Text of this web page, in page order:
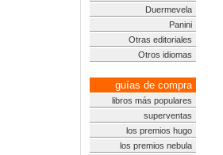
Duermevela
Panini
Otras editoriales
Otros idiomas
guías de compra
libros más populares
superventas
los premios hugo
los premios nebula